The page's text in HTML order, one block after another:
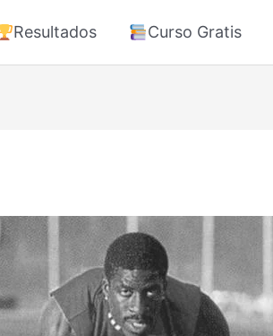
Resultados Curso Gratis